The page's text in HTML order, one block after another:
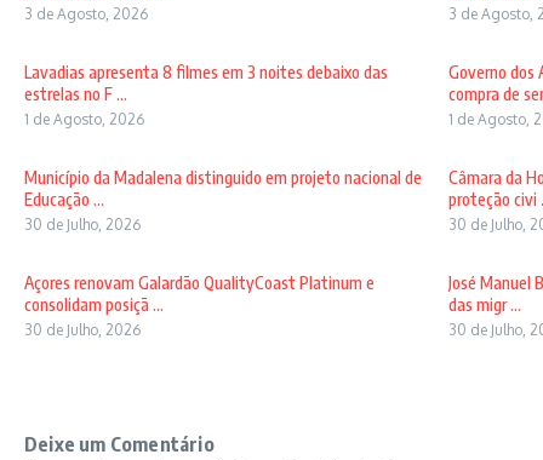
3 de Agosto, 2026 3 de Agosto,
Lavadias apresenta 8 filmes em 3 noites debaixo das
estrelas no F ...
1 de Agosto, 2026
Governo dos
compra de
1 de Agosto,
Município da Madalena distinguido em projeto nacional de
Educação ...
30 de Julho, 2026
Câmara da
proteção civi
30 de Julho,
Açores renovam Galardão QualityCoast Platinum e
consolidam posiçã ...
30 de Julho, 2026
José Manuel
das migr ...
30 de Julho,
Deixe um Comentário